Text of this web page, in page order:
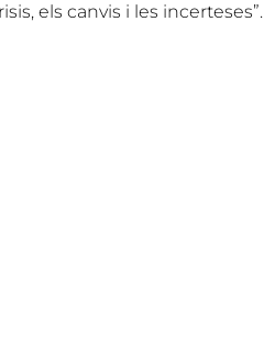
els canvis i les incerteses”.